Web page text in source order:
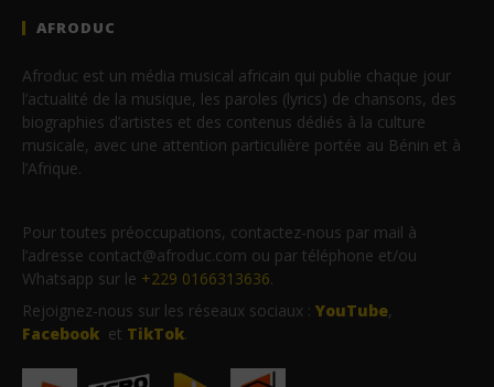
AFRODUC
Afroduc est un média musical africain qui publie chaque jour
l’actualité de la musique, les paroles (lyrics) de chansons, des
biographies d’artistes et des contenus dédiés à la culture
musicale, avec une attention particulière portée au Bénin et à
l’Afrique.
Pour toutes préoccupations, contactez-nous par mail à
l’adresse contact@afroduc.com ou par téléphone et/ou
Whatsapp sur le +229 0166313636.
Rejoignez-nous sur les réseaux sociaux : YouTube,
Facebook et TikTok.